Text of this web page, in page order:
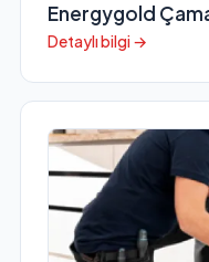
Energygold
Detaylı bilgi →